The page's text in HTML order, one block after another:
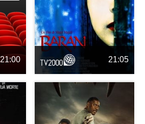
21:00 21:05